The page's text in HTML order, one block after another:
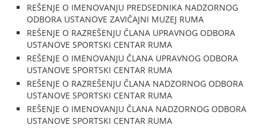
REŠENJE O IMENOVANJU PREDSEDNIKA NADZORNOG
ODBORA USTANOVE ZAVIČAJNI MUZEJ RUMA
REŠENJE O RAZREŠENJU ČLANA UPRAVNOG ODBORA
USTANOVE SPORTSKI CENTAR RUMA
REŠENJE O IMENOVANJU ČLANA UPRAVNOG ODBORA
USTANOVE SPORTSKI CENTAR RUMA
REŠENJE O RAZREŠENJU ČLANA NADZORNOG ODBORA
USTANOVE SPORTSKI CENTAR RUMA
REŠENJE O IMENOVANJU ČLANA NADZORNOG ODBORA
USTANOVE SPORTSKI CENTAR RUMA